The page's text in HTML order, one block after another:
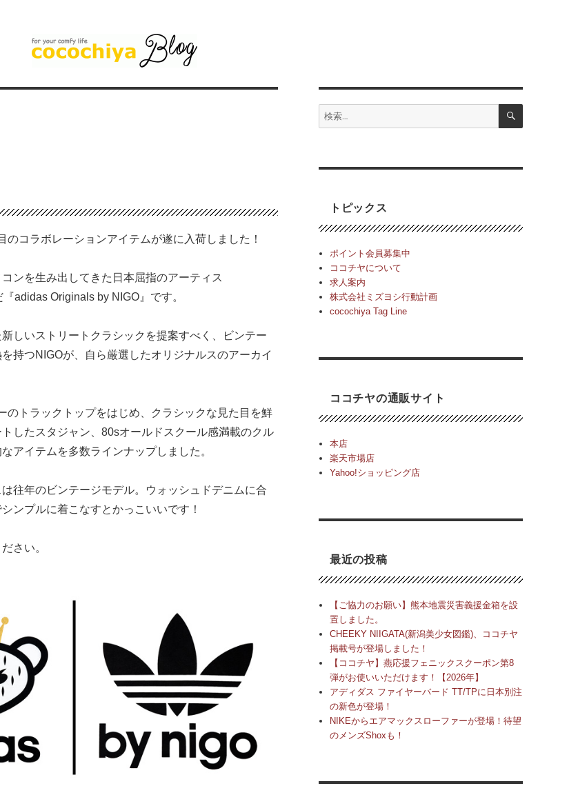
のコラボレーションアイテムが遂に入荷しました！
ンを生み出してきた日本屈指のアーティス
『adidas Originals by NIGO』です。
しいストリートクラシックを提案すべく、ビンテー
持つNIGOが、自ら厳選したオリジナルスのアーカイ
のトラックトップをはじめ、クラシックな見た目を鮮
したスタジャン、80sオールドスクール感満載のクル
アイテムを多数ラインナップしました。
往年のビンテージモデル。ウォッシュドデニムに合
ンプルに着こなすとかっこいいです！
さい。
検
索:
検
トピックス
ポイント会員募集中
ココチヤについて
求人案内
株式会社ミズヨシ行動計画
cocochiya Tag Line
ココチヤの通販サイト
本店
楽天市場店
Yahoo!ショッピング店
最近の投稿
【ご協力のお願い】熊本地震災害義援金箱を設
置しました。
CHEEKY NIIGATA(新潟美少女図鑑)、ココチヤ
掲載号が登場しました！
【ココチヤ】燕応援フェニックスクーポン第8
弾がお使いいただけます！【2026年】
アディダス ファイヤーバード TT/TPに日本別注
の新色が登場！
NIKEからエアマックスローファーが登場！待望
のメンズShoxも！